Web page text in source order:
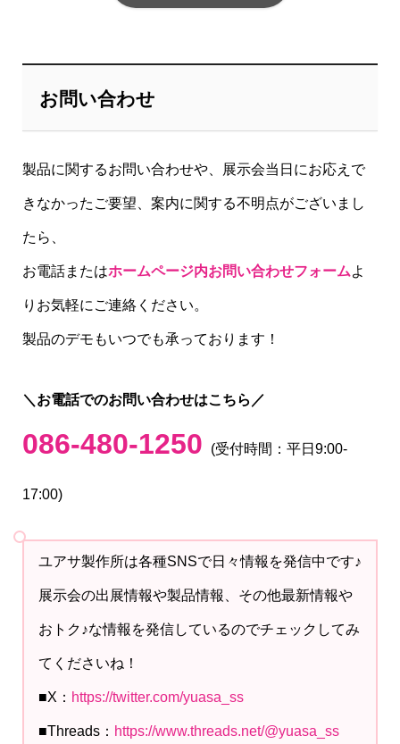
お問い合わせ
製品に関するお問い合わせや、展示会当日にお応えで
きなかったご要望、案内に関する不明点がございまし
たら、
お電話またはホームページ内お問い合わせフォームよ
りお気軽にご連絡ください。
製品のデモもいつでも承っております！
＼お電話でのお問い合わせはこちら／
086-480-1250 (受付時間：平日9:00-
17:00)
ユアサ製作所は各種SNSで日々情報を発信中です♪
展示会の出展情報や製品情報、その他最新情報や
おトク♪な情報を発信しているのでチェックしてみ
てくださいね！
■X： https://twitter.com/yuasa_ss
■Threads： https://www.threads.net/@yuasa_ss